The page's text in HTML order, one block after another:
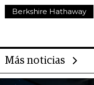
Berkshire Hathaway
Más noticias